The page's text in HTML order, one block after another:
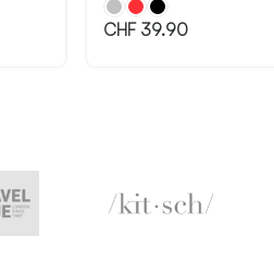
CHF39.90